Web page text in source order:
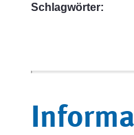
Schlagwörter: